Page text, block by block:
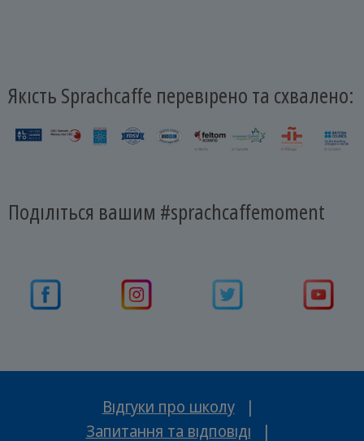
Якість Sprachcaffe перевірено та схвалено:
Поділіться вашим #sprachcaffemoment
Відгуки про школу
|
Запитання та відповіді
|